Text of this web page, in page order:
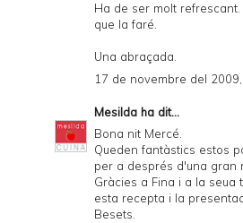
Ha de ser molt
que la faré.
Una abraçada.
17 de novembre del
Mesilda ha dit...
Bona nit Mercé.
Queden fantàstics estos
per a després d'una gran
Gràcies a Fina i a la seua
esta recepta i la
Besets.